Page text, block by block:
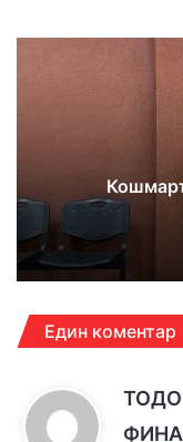
Един коментар